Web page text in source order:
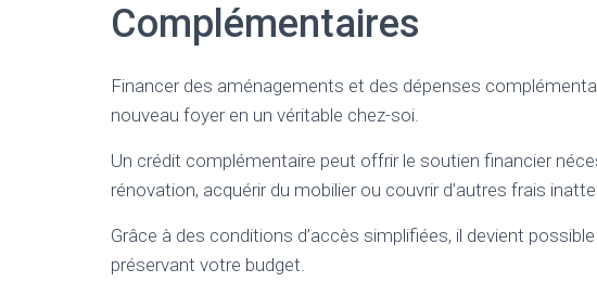
Complémentaires
Financer des aménagements et des dépenses
nouveau foyer en un véritable chez-soi.
Un crédit complémentaire peut offrir le soutien financier
rénovation, acquérir du mobilier ou couvrir d’autres frais
Grâce à des conditions d’accès simplifiées, il devient
préservant votre budget.